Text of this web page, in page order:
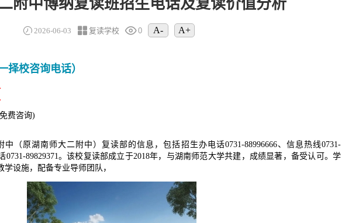
附中博纳复读班招生电话及复读价值分析
2026-06-03 复读学校 0 A- A+
择校咨询电话）
费咨询)
（原湖南师大二附中）复读部的信息，包括招生办电话0731-88996666、信息热线0731-
0731-89829371。该校复读部成立于2018年，与湖南师范大学共建，成绩显著，备受认可。学
设施，配备专业导师团队，